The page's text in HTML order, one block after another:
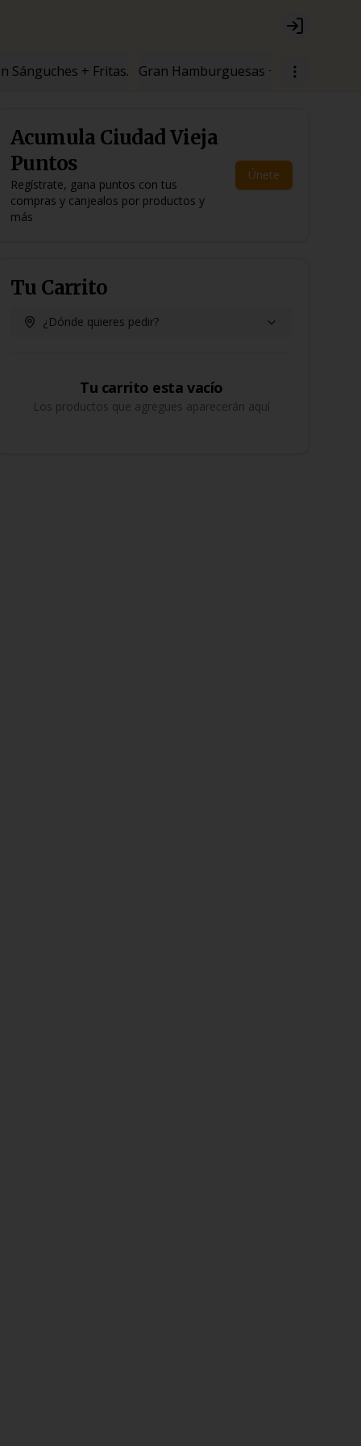
Login
Sánguches + Fritas. Gran Hamburguesas + Fritas.
Acumula Ciudad Vieja
Puntos
Regístrate, gana puntos con tus
compras y canjealos por productos y
más
Únete
Tu Carrito
¿Dónde quieres pedir?
Tu carrito esta vacío
Los productos que agregues aparecerán aquí